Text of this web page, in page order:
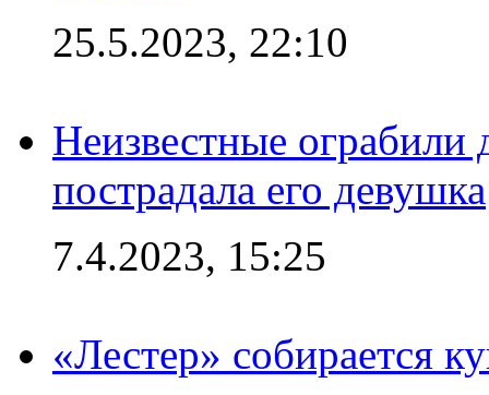
25.5.2023, 22:10
Неизвестные
пострадала его девушка
7.4.2023, 15:25
«Лестер» собирается